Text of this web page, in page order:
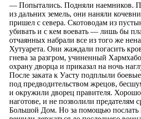
— Попытались. Подняли наемников.
из дальних земель, они наняли
пришел с севера. Скотоводам из
убивать и с кем воевать — лишь бы
отчаянных набрали все из того же
Хутуарета. Они жаждали погасить
гнева за разгром, учиненный
охрану дворца и приказал на ночь
После заката к Уасту подплыли
под предводительством жрецов,
и окружили дворец правителя.
наготове, и не позволили предателям
Большой Дом. Но за помощью послать